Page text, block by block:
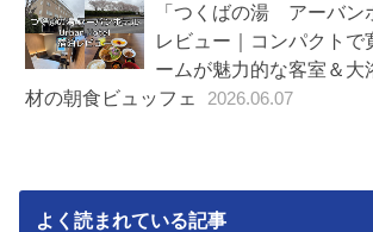
「つくばの湯 アーバン
レビュー｜コンパクトで
ームが魅力的な客室＆大
材の朝食ビュッフェ
2026.06.07
よく読まれている記事